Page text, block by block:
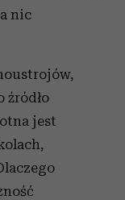
nic
źródło
jest